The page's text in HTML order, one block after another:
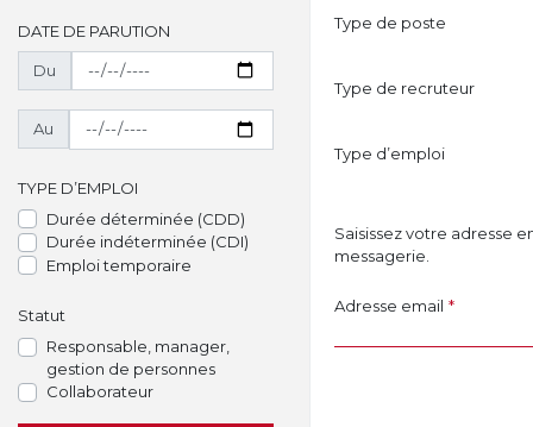
DATE DE PARUTION
Du
Au
TYPE D’EMPLOI
Durée déterminée (CDD)
Durée indéterminée (CDI)
Emploi temporaire
Statut
Responsable, manager,
gestion de personnes
Collaborateur
Type de poste
Type de recruteur
Type d’emploi
Saisissez votre adresse
messagerie.
Adresse email *